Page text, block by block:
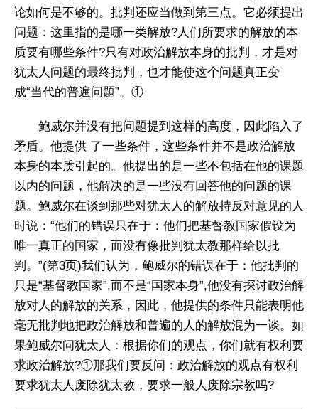
论如何是不够的。批判还应当做到第三点。它必须提出
问题：这里指的是哪一类解放?人们所要求的解放的本
质要有哪些条件?只有对政治解放本身的批判，才是对
犹太人问题的最终批判，也才能使这个问题真正变
成“当代的普遍问题”。①
鲍威尔并没有把问题提到这样的高度，因此陷入了
矛盾。他提供 了一些条件，这些条件并不是政治解放
本身的本质引起的。他提出的是一些不包括在他的课题
以内的问题，他解决的是一些没有回答他的问题的课
题。鲍威尔在谈到那些对犹太人的解放持反对意见的人
时说：“他们的错误只在于：他们把基督教国家假设为
唯一真正的国家，而没有像批判犹太教那样给以批
判。”(第3页)我们认为，鲍威尔的错误在于：他批判的
只是“基督教国家”,而不是“国家本身”,他没有探讨政治解
放对人的解放的关系，因此，他提供的条件只能表明他
毫无批判地把政治解放和普遍的人的解放混为一谈。如
果鲍威尔问犹太人：根据你们的观点，你们就有权利要
求政治解放?①那我们要反问：政治解放的观点有权利
要求犹太人废除犹太教，要求一般人废除宗教吗?